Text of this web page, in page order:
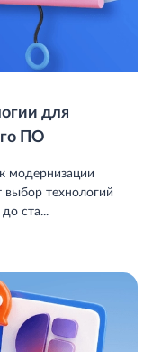
для
ПО
модернизации
выбор технологий
ста...